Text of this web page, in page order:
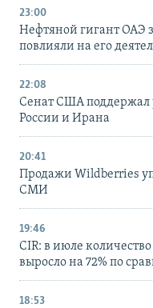
23:00
Нефтяной гигант ОАЭ
повлияли на его
22:08
Сенат США поддержал
России и Ирана
20:41
Продажи Wildberries
СМИ
19:46
CIR: в июле
выросло на 72% по
18:53